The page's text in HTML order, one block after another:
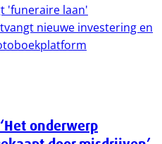
'funeraire laan'
nieuwe investering en
onderwerp